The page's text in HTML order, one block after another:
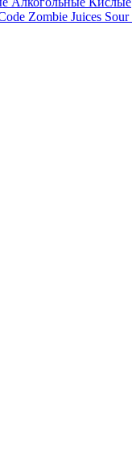
Zombie Juices Sour